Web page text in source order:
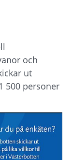
och
ut
500 personer